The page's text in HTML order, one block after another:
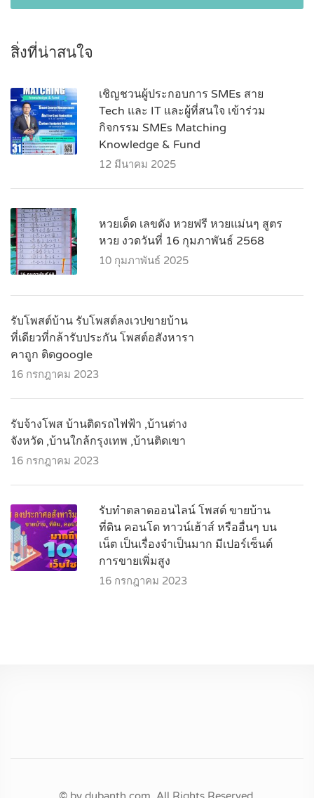
สิ่งที่น่าสนใจ
เชิญชวนผู้ประกอบการ SMEs สาย
Tech และ IT และผู้ที่สนใจ เข้าร่วม
กิจกรรม SMEs Matching
Knowledge & Fund
12 มีนาคม 2025
หวยเด็ด เลขดัง หวยฟรี หวยแม่นๆ สูตร
หวย งวดวันที่ 16 กุมภาพันธ์ 2568
10 กุมภาพันธ์ 2025
รับโพสต์บ้าน รับโพสต์ลงเวปขายบ้าน
ที่เดียวที่กล้ารับประกัน โพสต์อสังหารา
คาถูก ติดgoogle
16 กรกฎาคม 2023
รับจ้างโพส บ้านติดรถไฟฟ้า ,บ้านต่าง
จังหวัด ,บ้านใกล้กรุงเทพ ,บ้านติดเขา
16 กรกฎาคม 2023
รับทำตลาดออนไลน์ โพสต์ ขายบ้าน
ที่ดิน คอนโด ทาวน์เฮ้าส์ หรืออื่นๆ บน
เน็ต เป็นเรื่องจำเป็นมาก มีเปอร์เซ็นต์
การขายเพิ่มสูง
16 กรกฎาคม 2023